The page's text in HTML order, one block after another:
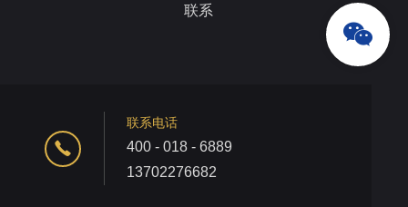
联系
联系电话
400 - 018 - 6889
13702276682